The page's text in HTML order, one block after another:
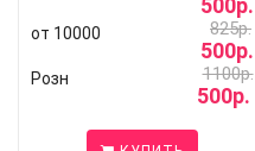
500р.
от 10000 825р.
500р.
Розн 1100р.
500р.